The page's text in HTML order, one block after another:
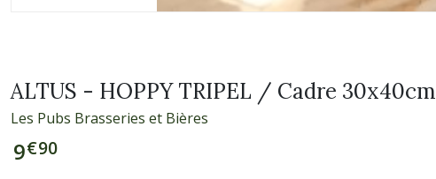
ALTUS - HOPPY TRIPEL / Cadre 30x40cm
Les Pubs Brasseries et Bières
9€90